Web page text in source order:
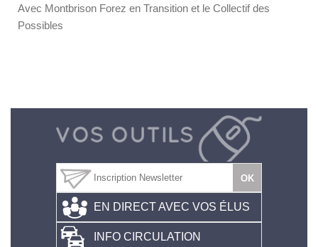
Avec Montbrison Forez en Transition et le Collectif des
Possibles
EN DIRECT AVEC VOS ÉLUS
INFO CIRCULATION